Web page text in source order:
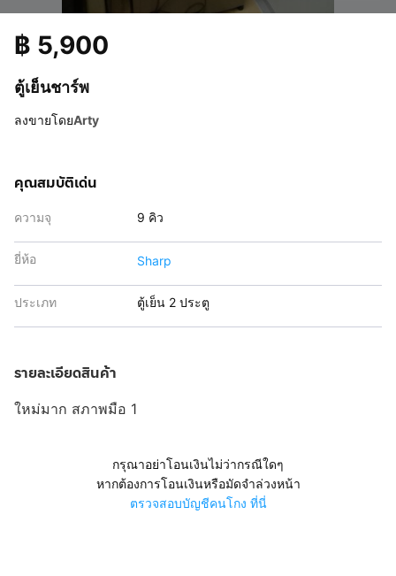
ตู้เย็นชาร์พ
฿ 5,900
ลงขายโดยArty
คุณสมบัติเด่น
ความจุ 9 คิว
ยี่ห้อ Sharp
ประเภท ตู้เย็น 2 ประตู
รายละเอียดสินค้า
ใหม่มาก สภาพมือ 1
กรุณาอย่าโอนเงินไม่ว่ากรณีใดๆ
หากต้องการโอนเงินหรือมัดจำล่วงหน้า
ตรวจสอบบัญชีคนโกง ที่นี่